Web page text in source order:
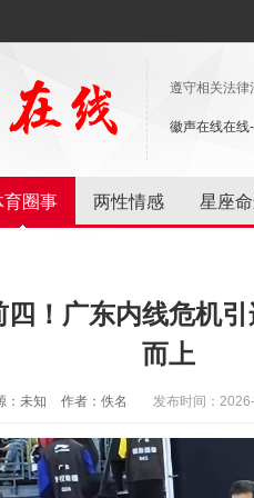
遵守相关法律
徽声在线在线
育圈事 两性情感 星座
！广东内线危机
而上
：未知 作者：佚名 发布时间：